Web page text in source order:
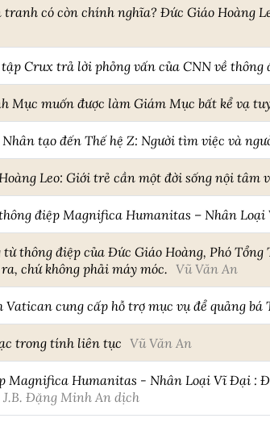
tranh có còn chính nghĩa? Đức Giáo Hoàng
Crux trả lời phỏng vấn của CNN về
Mục muốn được làm Giám Mục bất kể vạ
tạo đến Thế hệ Z: Người tìm việc và
Leo: Giới trẻ cần một đời sống nội tâm
điệp Magnifica Humanitas – Nhân
từ thông điệp của Đức Giáo Hoàng, Phó
chứ không phải máy móc. Vũ Văn An
Vatican cung cấp hỗ trợ mục vụ để quảng
trong tính liên tục Vũ Văn An
Magnifica Humanitas - Nhân Loại Vĩ Đại :
J.B. Đặng Minh An dịch